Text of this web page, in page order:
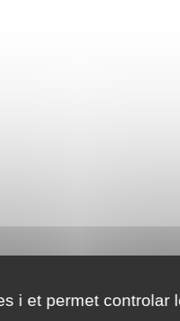
i et permet controlar